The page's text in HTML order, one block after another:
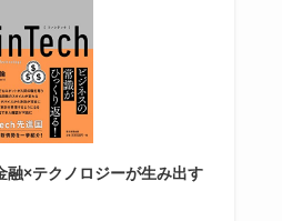
×テクノロジーが生み出す